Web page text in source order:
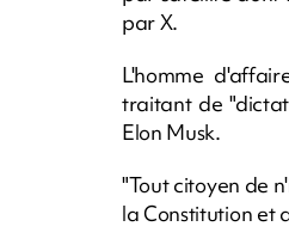
par X.
L'homme
traitant de
Elon Musk.
"Tout citoyen de
la Constitution et